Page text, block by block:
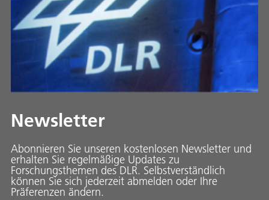
Newsletter
Abonnieren Sie unseren kostenlosen Newsletter und
erhalten Sie regelmäßige Updates zu
Forschungsthemen des DLR. Selbstverständlich
können Sie sich jederzeit abmelden oder Ihre
Präferenzen ändern.